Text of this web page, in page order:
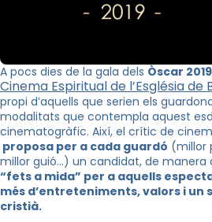
A pocs dies de la gala dels Òscar 2019
Cinema Espiritual de l’Església de
propi d’aquells que serien els
modalitats que contempla aquest
cinematogràfic. Així, el crític de
proposa per a cada guardó (millor
millor guió…) un candidat, de manera
“fets a mida” per a aquells
més d’entreteniments, valors i un
cristià.